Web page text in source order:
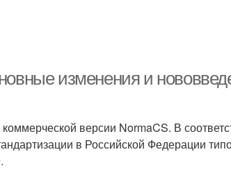
изменения и
версии NormaCS. В
в Российской Федерации